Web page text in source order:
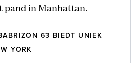
pand in Manhattan.
63 BIEDT UNIEK
YORK